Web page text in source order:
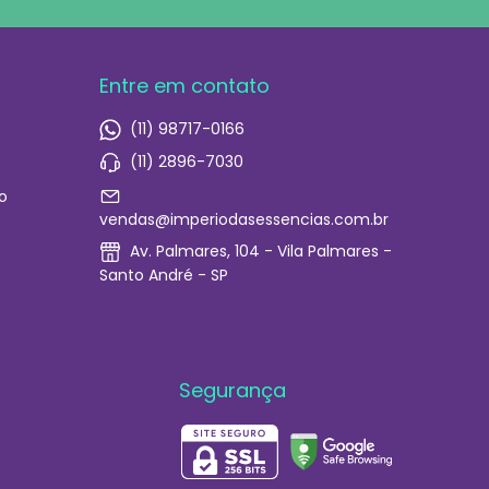
Entre em contato
(11) 98717-0166
(11) 2896-7030
vendas@imperiodasessencias.com.br
Av. Palmares, 104 - Vila Palmares -
Santo André - SP
Segurança